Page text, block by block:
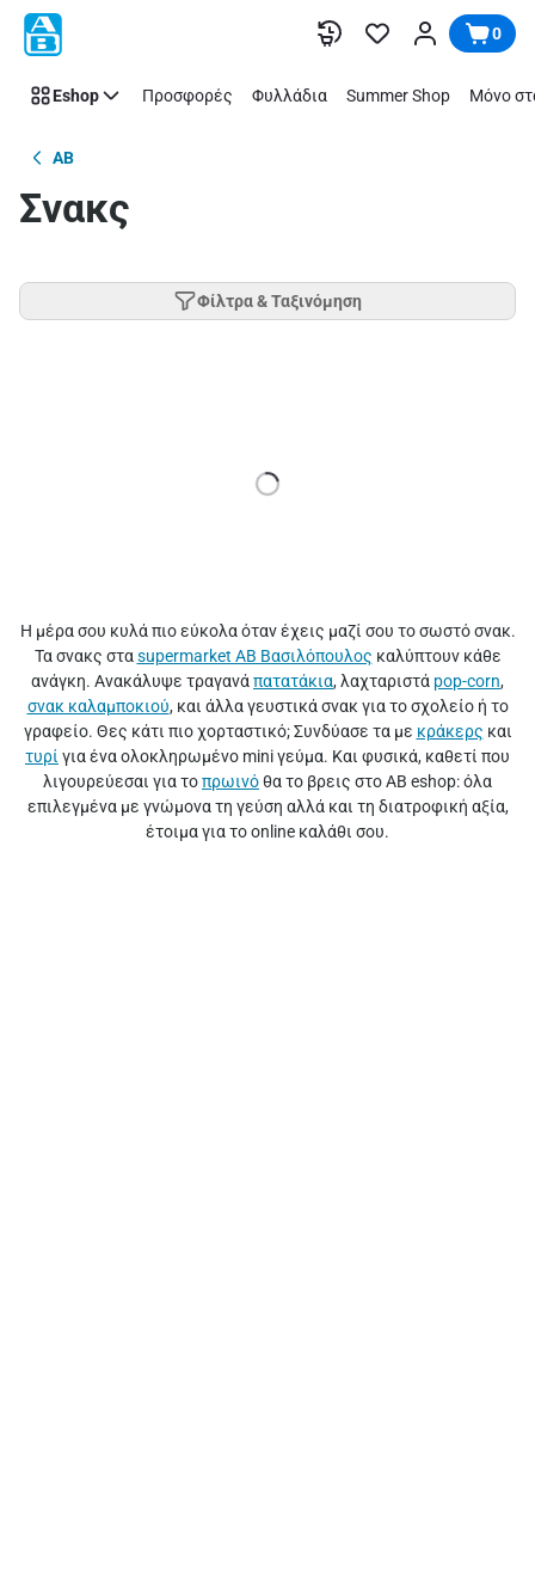
Παράλειψη 0
Eshop Προσφορές Φυλλάδια Summer Shop Μόνο
AB
Σνακς
Φίλτρα & Ταξινόμηση
Η μέρα σου κυλά πιο εύκολα όταν έχεις μαζί σου το σωστό σνακ.
Τα σνακς σταsupermarket ΑΒ Βασιλόπουλος καλύπτουν κάθε
ανάγκη. Ανακάλυψε τραγανάπατατάκια, λαχταριστά pop-corn,
σνακ καλαμποκιού, και άλλα γευστικά σνακ για το σχολείο ή το
γραφείο. Θες κάτι πιο χορταστικό; Συνδύασε τα με κράκερς και
τυρί για ένα ολοκληρωμένο mini γεύμα. Και φυσικά, καθετί που
λιγουρεύεσαι για τοπρωινόθα το βρεις στο ΑΒ eshop: όλα
επιλεγμένα με γνώμονα τη γεύση αλλά και τη διατροφική αξία,
έτοιμα για το online καλάθι σου.